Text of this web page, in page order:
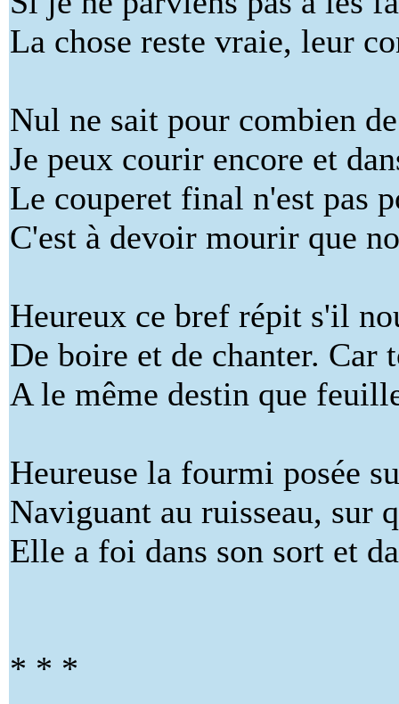
La chose reste vraie, leur
Nul ne sait pour combien
Je peux courir encore et
Le couperet final n'est pas
C'est à devoir mourir que
Heureux ce bref répit s'il
De boire et de chanter. Car
A le même destin que
Heureuse la fourmi posée
Naviguant au ruisseau,
Elle a foi dans son sort et
* * *